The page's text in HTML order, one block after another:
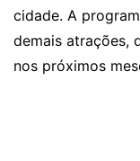
cidade. A
demais atrações,
nos próximos